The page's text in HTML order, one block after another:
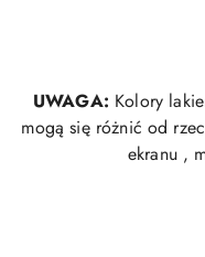
UWAGA: Kolory
mogą się różnić od
ekranu ,